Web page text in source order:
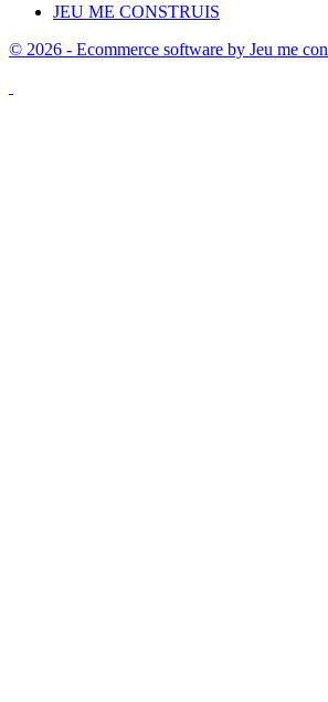
JEU ME CONSTRUIS
© 2026 - Ecommerce software by Jeu me